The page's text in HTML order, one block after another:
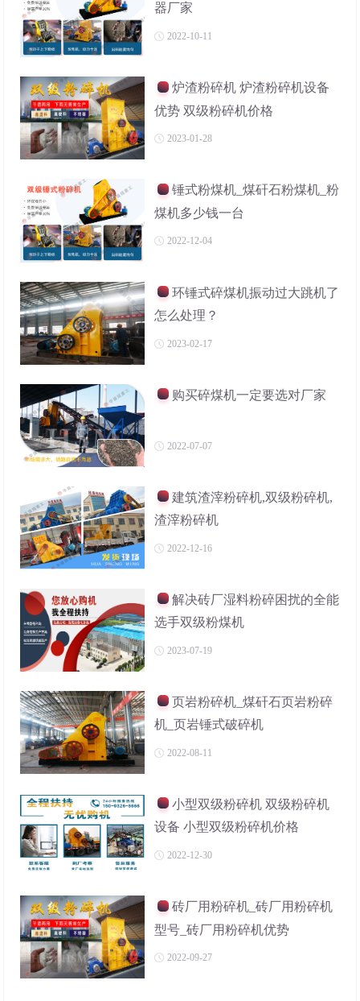
器厂家
2022-10-11
炉渣粉碎机 炉渣粉碎机设备
优势 双级粉碎机价格
2023-01-28
锤式粉煤机_煤矸石粉煤机_粉
煤机多少钱一台
2022-12-04
环锤式碎煤机振动过大跳机了
怎么处理？
2023-02-17
购买碎煤机一定要选对厂家
2022-07-07
建筑渣滓粉碎机,双级粉碎机,
渣滓粉碎机
2022-12-16
解决砖厂湿料粉碎困扰的全能
选手双级粉煤机
2023-07-19
页岩粉碎机_煤矸石页岩粉碎
机_页岩锤式破碎机
2022-08-11
小型双级粉碎机 双级粉碎机
设备 小型双级粉碎机价格
2022-12-30
砖厂用粉碎机_砖厂用粉碎机
型号_砖厂用粉碎机优势
2022-09-27